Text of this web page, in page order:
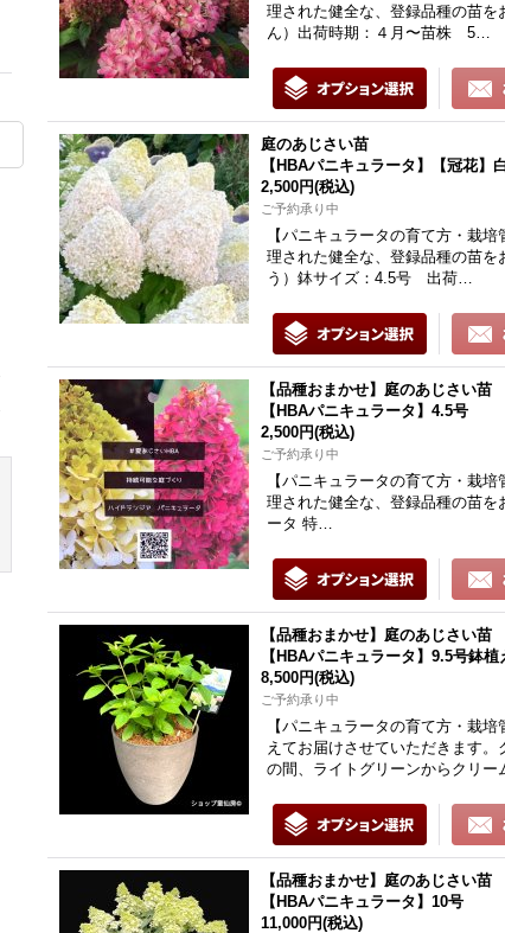
理された健全な、登録品種の苗
ん）出荷時期：４月〜苗株 5…
庭のあじさい苗
【HBAパニキュラータ】【冠花】
2,500円(税込)
ご予約承り中
【パニキュラータの育て方・栽
理された健全な、登録品種の苗
う）鉢サイズ：4.5号 出荷…
【品種おまかせ】庭のあじさい苗
【HBAパニキュラータ】4.5号
2,500円(税込)
ご予約承り中
【パニキュラータの育て方・栽
理された健全な、登録品種の苗
ータ 特…
【品種おまかせ】庭のあじさい苗
【HBAパニキュラータ】9.5号鉢植
8,500円(税込)
ご予約承り中
【パニキュラータの育て方・栽
えてお届けさせていただきます
の間、ライトグリーンからクリ
【品種おまかせ】庭のあじさい苗
【HBAパニキュラータ】10号
11,000円(税込)